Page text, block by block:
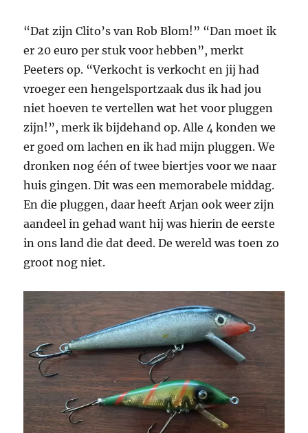
“Dat zijn Clito’s van Rob Blom!” “Dan moet ik
er 20 euro per stuk voor hebben”, merkt
Peeters op. “Verkocht is verkocht en jij had
vroeger een hengelsportzaak dus ik had jou
niet hoeven te vertellen wat het voor pluggen
zijn!”, merk ik bijdehand op. Alle 4 konden we
er goed om lachen en ik had mijn pluggen. We
dronken nog één of twee biertjes voor we naar
huis gingen. Dit was een memorabele middag.
En die pluggen, daar heeft Arjan ook weer zijn
aandeel in gehad want hij was hierin de eerste
in ons land die dat deed. De wereld was toen zo
groot nog niet.